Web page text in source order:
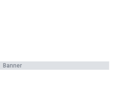
Banner